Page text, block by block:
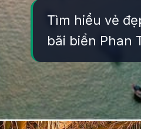
Tìm hiểu vẻ
bãi biển Phan